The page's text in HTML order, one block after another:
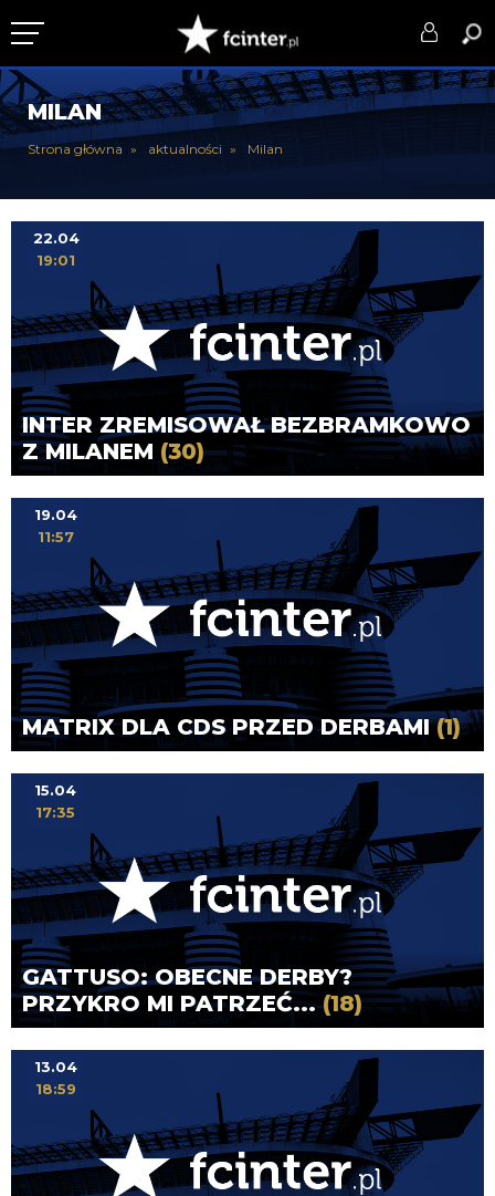
KLUB
DRUŻYNA
PUCHARY
DLA TIFOSICH
SERWIS
MILAN
Strona główna aktualności Milan
INTER ZREMISOWAŁ BEZBRAMKOWO
Z MILANEM (30)
22.04
19:01
MATRIX DLA CDS PRZED DERBAMI(1)
19.04
11:57
GATTUSO: OBECNE DERBY?
PRZYKRO MI PATRZEĆ...(18)
15.04
17:35
13.04
18:59